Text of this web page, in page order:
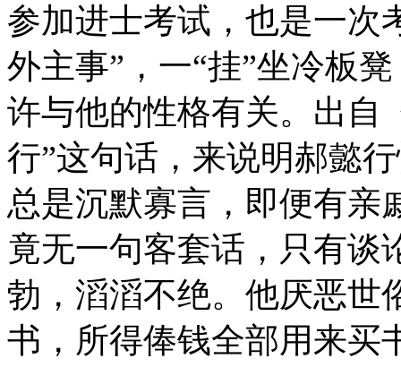
参加进士考试，也是一次
外主事”，一“挂”坐冷板
许与他的性格有关。出自
行”这句话，来说明郝懿
总是沉默寡言，即便有亲
竟无一句客套话，只有谈
勃，滔滔不绝。他厌恶世
书，所得俸钱全部用来买